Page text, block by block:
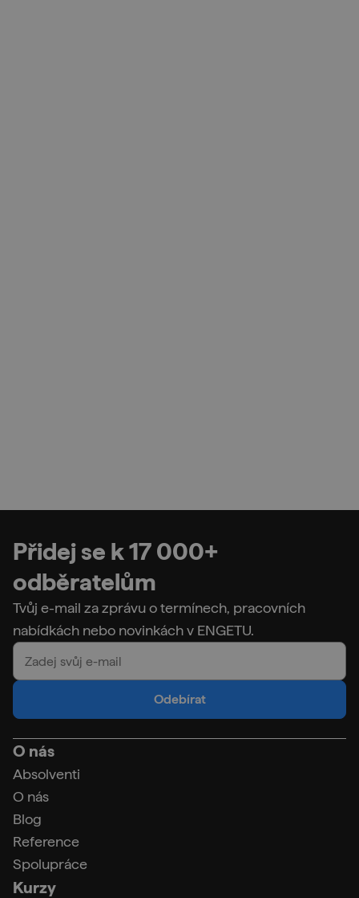
Přidej se k 17 000+
odběratelům
Tvůj e-mail za zprávu o termínech, pracovních
nabídkách nebo novinkách v ENGETU.
Odebírat
O nás
Absolventi
O nás
Blog
Reference
Spolupráce
Kurzy